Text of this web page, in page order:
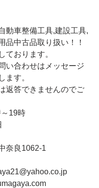
動車整備工具,建設工具,
品中古品取り扱い！！
ております。
い合わせはメッセージ
ます。
返答できませんのでご
19時
奈良1062-1